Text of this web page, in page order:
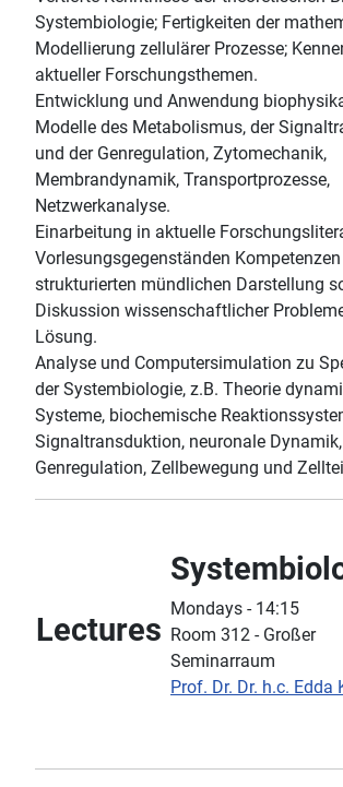
Systembiologie; Fertigkeiten der
Modellierung zellulärer Prozesse;
aktueller Forschungsthemen.
Entwicklung und Anwendung
Modelle des Metabolismus, der
und der Genregulation, Zytomechanik,
Membrandynamik, Transportprozesse,
Netzwerkanalyse.
Einarbeitung in aktuelle
Vorlesungsgegenständen
strukturierten mündlichen Darstellung
Diskussion wissenschaftlicher
Lösung.
Analyse und Computersimulation zu
der Systembiologie, z.B. Theorie
Systeme, biochemische
Signaltransduktion, neuronale
Genregulation, Zellbewegung und
Lectures
Mondays - 14:15
Room 312 - Großer
Seminarraum
Prof. Dr. Dr. h.c. Edda